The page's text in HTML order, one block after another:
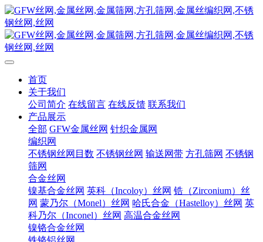
首页
关于我们
公司简介 在线留言 在线反馈 联系我们
产品展示
全部 GFW金属丝网 针织金属网
编织网
不锈钢丝网目数 不锈钢丝网 输送网带 方孔筛网 不锈钢
筛网
合金丝网
镍基合金丝网 英科（Incoloy）丝网 锆（Zirconium）丝
网 蒙乃尔（Monel）丝网 哈氏合金（Hastelloy）丝网 英
科乃尔（Inconel）丝网 高温合金丝网
镍铬合金丝网
铁铬铝丝网